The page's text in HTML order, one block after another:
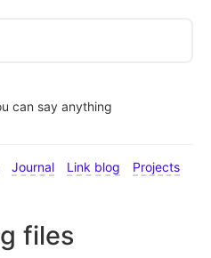
can say anything
Journal Link blog
Projects
files